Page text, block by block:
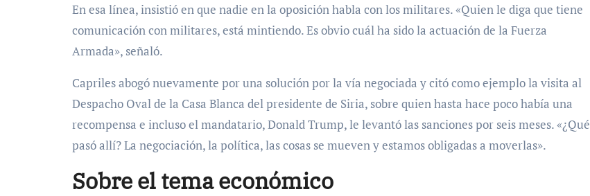
En esa línea, insistió en que nadie en la oposición habla con los militares. «Quien le diga que tiene
comunicación con militares, está mintiendo. Es obvio cuál ha sido la actuación de la Fuerza
Armada», señaló.
Capriles abogó nuevamente por una solución por la vía negociada y citó como ejemplo la visita al
Despacho Oval de la Casa Blanca del presidente de Siria, sobre quien hasta hace poco había una
recompensa e incluso el mandatario, Donald Trump, le levantó las sanciones por seis meses. «¿Qué
pasó allí? La negociación, la política, las cosas se mueven y estamos obligadas a moverlas».
Sobre el tema económico